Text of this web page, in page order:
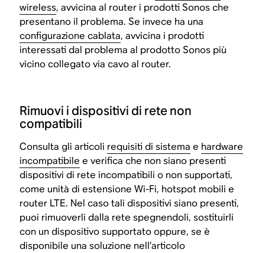
wireless, avvicina al router i prodotti Sonos che
presentano il problema. Se invece ha una
configurazione cablata, avvicina i prodotti
interessati dal problema al prodotto Sonos più
vicino collegato via cavo al router.
Rimuovi i dispositivi di rete non
compatibili
Consulta gli articoli requisiti di sistema e hardware
incompatibile e verifica che non siano presenti
dispositivi di rete incompatibili o non supportati,
come unità di estensione Wi-Fi, hotspot mobili e
router LTE. Nel caso tali dispositivi siano presenti,
puoi rimuoverli dalla rete spegnendoli, sostituirli
con un dispositivo supportato oppure, se è
disponibile una soluzione nell’articolo